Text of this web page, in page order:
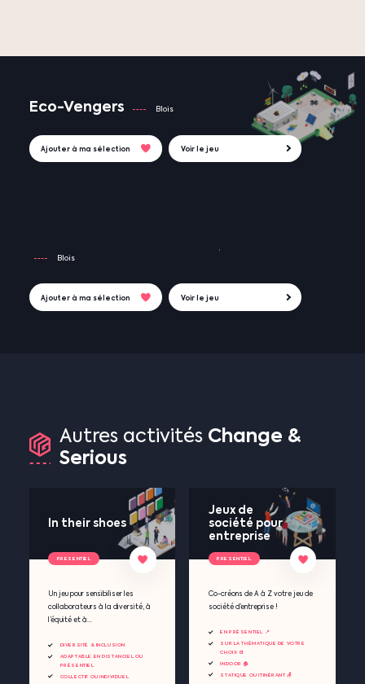
Eco-Vengers Blois
Ajouter à ma sélection Voir le jeu
Blois
Ajouter à ma sélection Voir le jeu
Autres activités Change &
Serious
In their shoes
Un jeu pour sensibiliser les
collaborateurs à la diversité, à
l’équité et à...
DIVERSITÉ & INCLUSION
ADAPTABLE EN DISTANCIEL OU
PRÉSENTIEL
COLLECTIF OU INDIVIDUEL
PRESENTIEL
Jeux de
société pour
entreprise
Co-créons de A à Z votre jeu de
société d’entreprise !
EN PRÉSENTIEL 📍
SUR LA THÉMATIQUE DE VOTRE
CHOIX 🎨
INDOOR 🏠
STATIQUE OU ITINÉRANT 🪑
PRESENTIEL